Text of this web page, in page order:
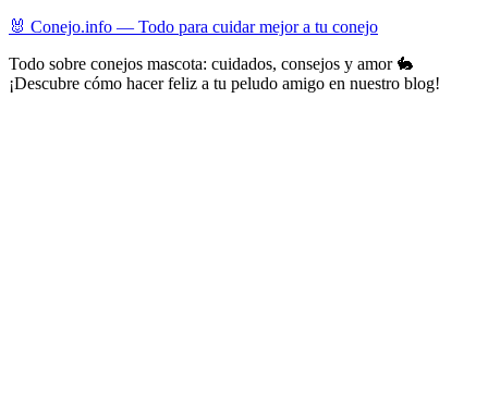
Skip
content
🐰 Conejo.info — Todo para cuidar mejor a tu conejo
Todo sobre conejos mascota: cuidados, consejos y amor 🐇
¡Descubre cómo hacer feliz a tu peludo amigo en nuestro blog!